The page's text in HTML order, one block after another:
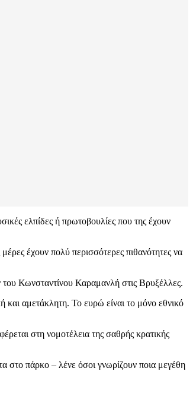
ελπίδες ή πρωτοβουλίες που της έχουν
έχουν πολύ περισσότερες πιθανότητες να
του Κωνσταντίνου Καραμανλή στις Βρυξέλλες.
και αμετάκλητη. Το ευρώ είναι το μόνο εθνικό
στη νομοτέλεια της σαθρής κρατικής
στο πάρκο – λένε όσοι γνωρίζουν ποια μεγέθη